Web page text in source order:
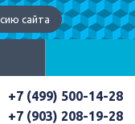
сайта
+7 (499) 500-14-28
+7 (903) 208-19-28